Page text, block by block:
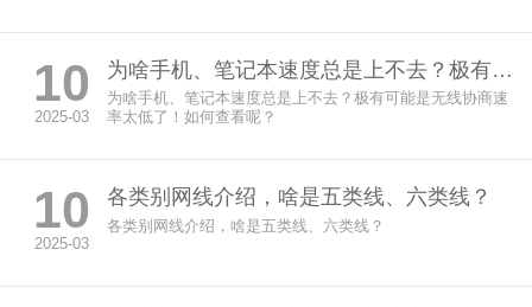
10
2025-03
为啥手机、笔记本速度总是上不去？极有可能是无线协商速率太低了！如何查看呢？
为啥手机、笔记本速度总是上不去？极有可能是无线协商速
率太低了！如何查看呢？
10
2025-03
各类别网线介绍，啥是五类线、六类线？
各类别网线介绍，啥是五类线、六类线？